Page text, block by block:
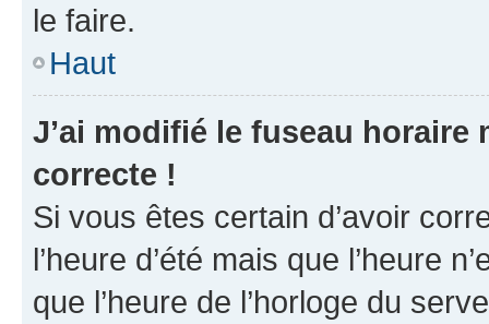
le faire.
Haut
J’ai modifié le fuseau horaire
correcte !
Si vous êtes certain d’avoir
l’heure d’été mais que l’heure
que l’heure de l’horloge du